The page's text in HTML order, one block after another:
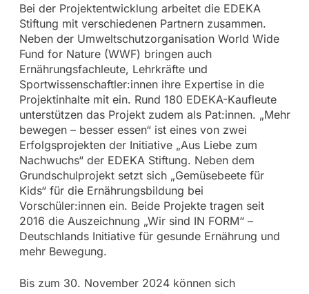
Bei der Projektentwicklung arbeitet die EDEKA
Stiftung mit verschiedenen Partnern zusammen.
Neben der Umweltschutzorganisation World Wide
Fund for Nature (WWF) bringen auch
Ernährungsfachleute, Lehrkräfte und
Sportwissenschaftler:innen ihre Expertise in die
Projektinhalte mit ein. Rund 180 EDEKA-Kaufleute
unterstützen das Projekt zudem als Pat:innen. „Mehr
bewegen – besser essen“ ist eines von zwei
Erfolgsprojekten der Initiative „Aus Liebe zum
Nachwuchs“ der EDEKA Stiftung. Neben dem
Grundschulprojekt setzt sich „Gemüsebeete für
Kids“ für die Ernährungsbildung bei
Vorschüler:innen ein. Beide Projekte tragen seit
2016 die Auszeichnung „Wir sind IN FORM“ –
Deutschlands Initiative für gesunde Ernährung und
mehr Bewegung.
Bis zum 30. November 2024 können sich